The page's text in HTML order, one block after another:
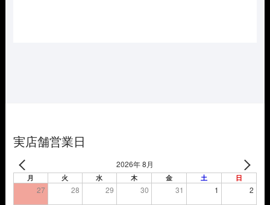
実店舗営業日
2026年 8月
月 火 水 木 金 土 日
27 28 29 30 31 1 2